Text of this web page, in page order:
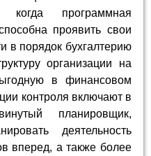
когда программная
проявить свои
в порядок бухгалтерию
организации на
в финансовом
контроля включают в
планировщик,
деятельность
вперед, а также более